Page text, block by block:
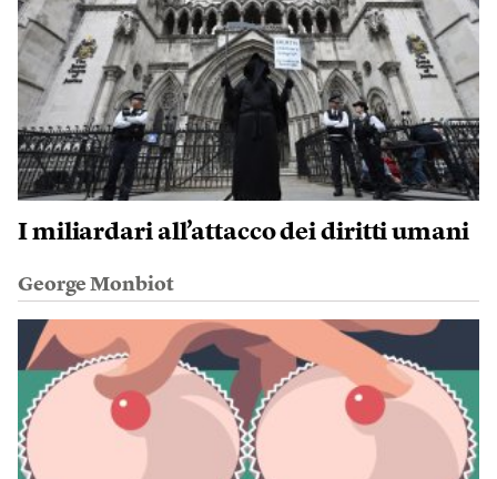
I miliardari all’attacco dei diritti umani
George Monbiot